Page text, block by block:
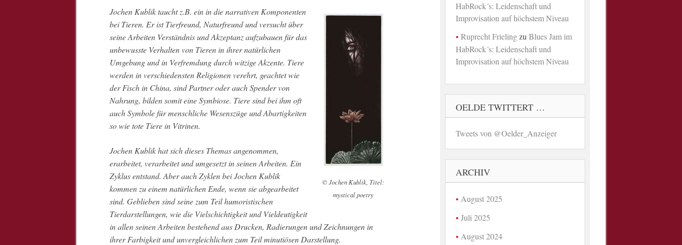
© Jochen Kublik, Titel:
mystical poetry
Jochen Kublik taucht z.B. ein in die narrativen Komponenten
bei Tieren. Er ist Tierfreund, Naturfreund und versucht über
seine Arbeiten Verständnis und Akzeptanz aufzubauen für das
unbewusste Verhalten von Tieren in ihrer natürlichen
Umgebung und in Verfremdung durch witzige Akzente. Tiere
werden in verschiedensten Religionen verehrt, geachtet wie
der Fisch in China, sind Partner oder auch Spender von
Nahrung, bilden somit eine Symbiose. Tiere sind bei ihm oft
auch Symbole für menschliche Wesenszüge und Abartigkeiten
so wie tote Tiere in Vitrinen.
Jochen Kublik hat sich dieses Themas angenommen,
erarbeitet, verarbeitet und umgesetzt in seinen Arbeiten. Ein
Zyklus entstand. Aber auch Zyklen bei Jochen Kublik
kommen zu einem natürlichen Ende, wenn sie abgearbeitet
sind. Geblieben sind seine zum Teil humoristischen
Tierdarstellungen, wie die Vielschichtigkeit und Vieldeutigkeit
in allen seinen Arbeiten bestehend aus Drucken, Radierungen und Zeichnungen in
ihrer Farbigkeit und unvergleichlichen zum Teil minutiösen Darstellung.
HabRock´s: Leidenschaft und
Improvisation auf höchstem Niveau
Ruprecht Frielingzu Blues Jam im
HabRock´s: Leidenschaft und
Improvisation auf höchstem Niveau
OELDE TWITTERT …
Tweets von @Oelder_Anzeiger
ARCHIV
August 2025
Juli 2025
August 2024